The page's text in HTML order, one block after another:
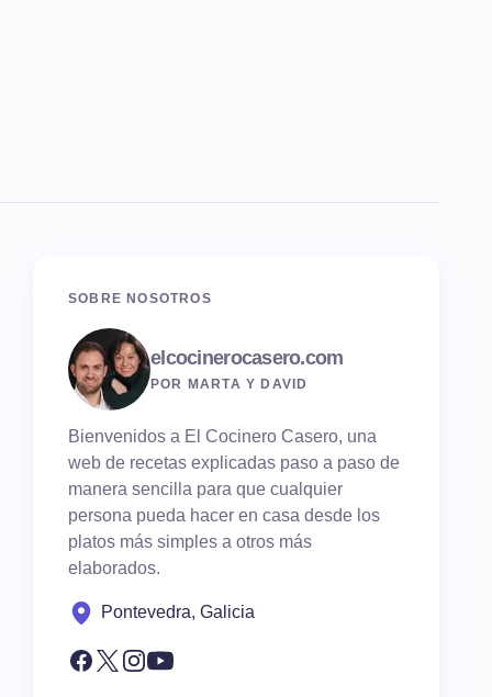
SOBRE NOSOTROS
elcocinerocasero.com
POR MARTA Y DAVID
Bienvenidos a El Cocinero Casero, una
web de recetas explicadas paso a paso de
manera sencilla para que cualquier
persona pueda hacer en casa desde los
platos más simples a otros más
elaborados.
Pontevedra, Galicia